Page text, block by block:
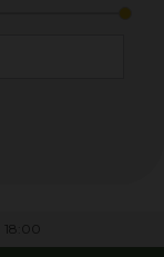
18:00